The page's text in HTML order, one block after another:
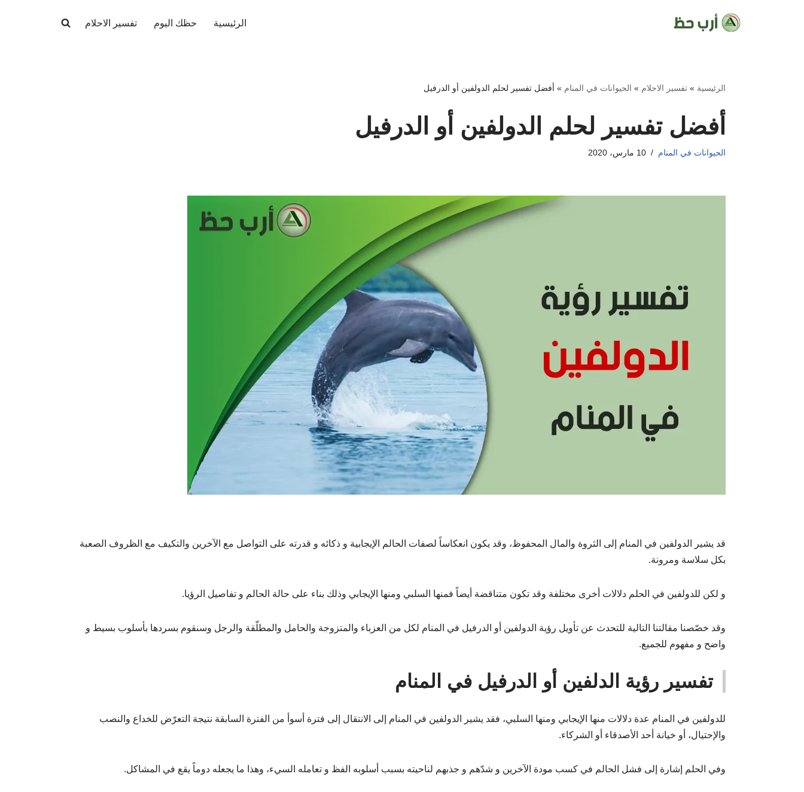
الرئيسية حظك اليوم تفسير الاحلام
الرئيسية »تفسير الاحلام » الحيوانات في المنام » أفضل تفسير لحلم الدولفين أو الدرفيل
أفضل تفسير لحلم الدولفين أو الدرفيل
الحيوانات في المنام 10 مارس، 2020
قد يشير الدولفين في المنام إلى الثروة والمال المحفوظ، وقد يكون انعكاساً لصفات الحالم الإيجابية و ذكائه و قدرته على التواصل مع الآخرين والتكيف مع الظروف الصعبة
بكل سلاسة ومرونة.
و لكن للدولفين في الحلم دلالات أخرى مختلفة وقد تكون متناقضة أيضاً فمنها السلبي ومنها الإيجابي وذلك بناء على حالة الحالم و تفاصيل الرؤيا.
وقد خصّصنا مقالتنا التالية للتحدث عن تأويل رؤية الدولفين أو الدرفيل في المنام لكل من العزباء والمتزوجة والحامل والمطلّقة والرجل وسنقوم بسردها بأسلوب بسيط و
واضح و مفهوم للجميع.
تفسير رؤية الدلفين أو الدرفيل في المنام
للدولفين في المنام عدة دلالات منها الإيجابي ومنها السلبي، فقد يشير الدولفين في المنام إلى الانتقال إلى فترة أسوأ من الفترة السابقة نتيجة التعرّض للخداع والنصب
والإحتيال، أو خيانة أحد الأصدقاء أو الشركاء.
وفي الحلم إشارة إلى فشل الحالم في كسب مودة الآخرين و شدّهم و جذبهم لناحيته بسبب أسلوبه الفظ و تعامله السيء، وهذا ما يجعله دوماً يقع في المشاكل.